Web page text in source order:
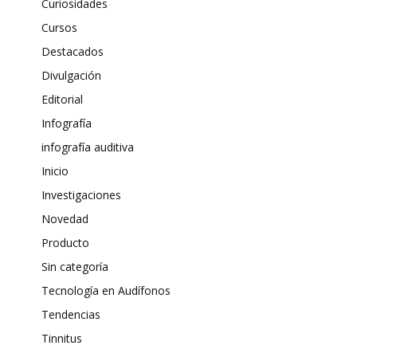
Curiosidades
Cursos
Destacados
Divulgación
Editorial
Infografía
infografía auditiva
Inicio
Investigaciones
Novedad
Producto
Sin categoría
Tecnología en Audífonos
Tendencias
Tinnitus